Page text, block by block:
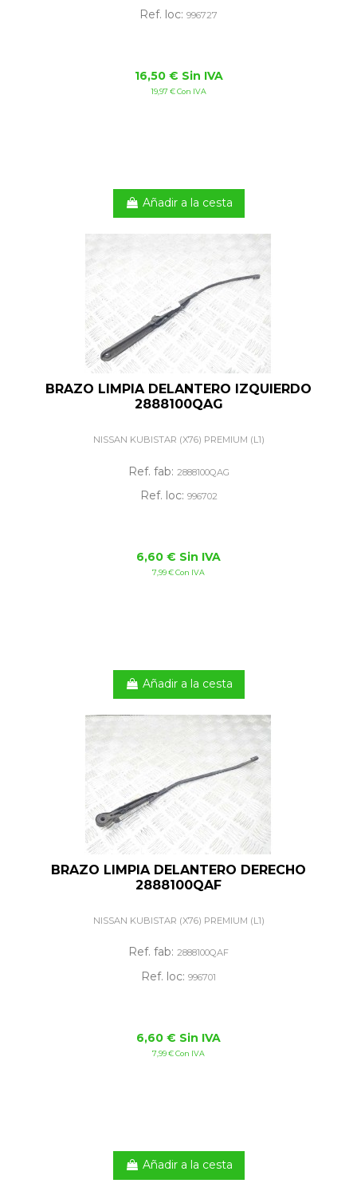
Ref. loc: 996727
16,50 € Sin IVA
19,97 € Con IVA
Añadir a la cesta
BRAZO LIMPIA DELANTERO IZQUIERDO
2888100QAG
NISSAN KUBISTAR (X76) PREMIUM (L1)
Ref. fab: 2888100QAG
Ref. loc: 996702
6,60 € Sin IVA
7,99 € Con IVA
Añadir a la cesta
BRAZO LIMPIA DELANTERO DERECHO
2888100QAF
NISSAN KUBISTAR (X76) PREMIUM (L1)
Ref. fab: 2888100QAF
Ref. loc: 996701
6,60 € Sin IVA
7,99 € Con IVA
Añadir a la cesta